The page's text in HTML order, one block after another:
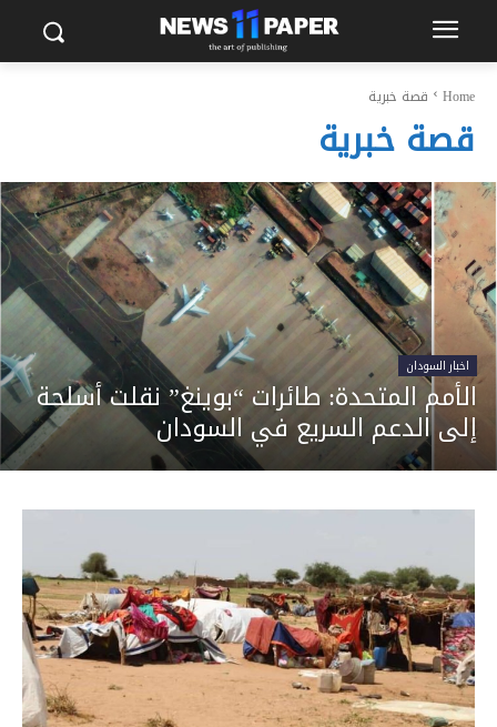
Home قصة خبرية
قصة خبرية
اخبار السودان
الأمم المتحدة: طائرات “بوينغ” نقلت أسلحة
إلى الدعم السريع في السودان